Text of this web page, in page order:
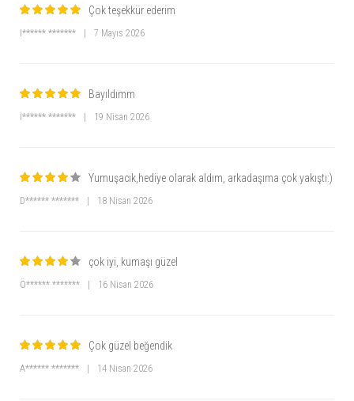
Çok teşekkür ederim
I****** ******* 7 Mayıs 2026
Bayıldımm
İ****** ******* 19 Nisan 2026
Yumuşacık,hediye olarak aldım, arkadaşıma çok yakıştı:)
D****** ******* 18 Nisan 2026
çok iyi, kumaşı güzel
Ö****** ******* 16 Nisan 2026
Çok güzel beğendik
A****** ******* 14 Nisan 2026